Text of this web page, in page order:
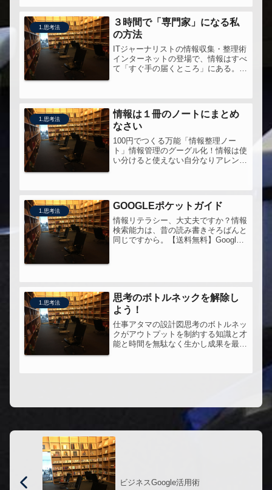
1.思考法
３時間で「専門家」になる私
の方法
ITジャーナリストの情報収集・整理術
インターネットの登場で、情報はすべ
て「すぐ手の届くところ」にある。
んでおくべきかな。
1.思考法
情報は１冊のノートにまとめ
なさい
100円でつくる万能「情報整理ノー
ト」情報管理のグーグル化！情報は使
い分けると使えない自分なりアレンジ
っては手帳と使い分ければいい。
1.思考法 GOOGLEポケットガイド
情報リテラシー、大丈夫ですか？情報
検索能力は、昔の読み書きそろばんと
同じですから。【送料無料】Google
1.思考法
思考のボトルネックを解除し
よう！
仕事アタマの設計図思考のボトルネッ
クがアウトプットを制約する知識と才
能と時間を無駄なく生かし成果を最大
ビジネスGoogle活用術